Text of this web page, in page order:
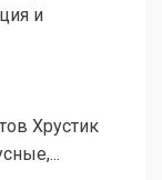
и
Хрустик